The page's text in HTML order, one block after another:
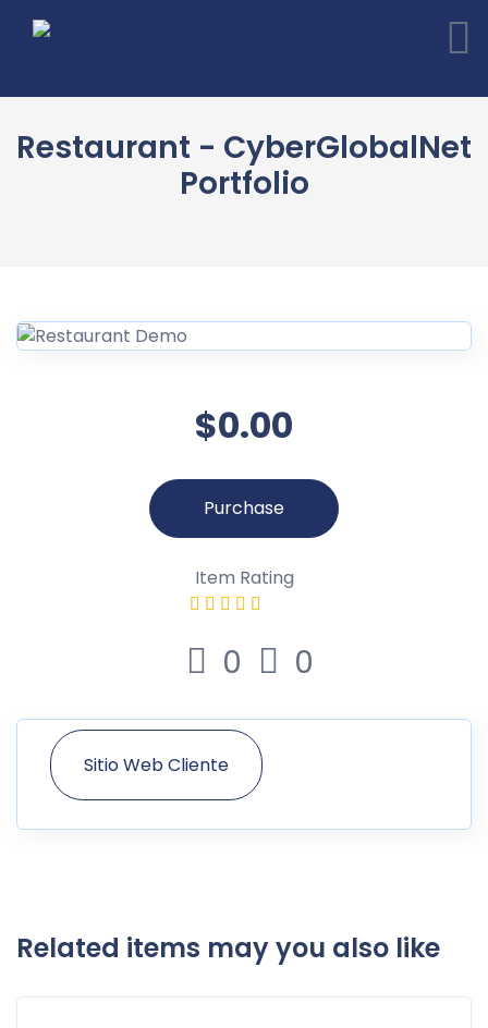
Restaurant - CyberGlobalNet
Portfolio
$0.00
Purchase
Item Rating
0 0
Sitio Web Cliente
Related items may you also like